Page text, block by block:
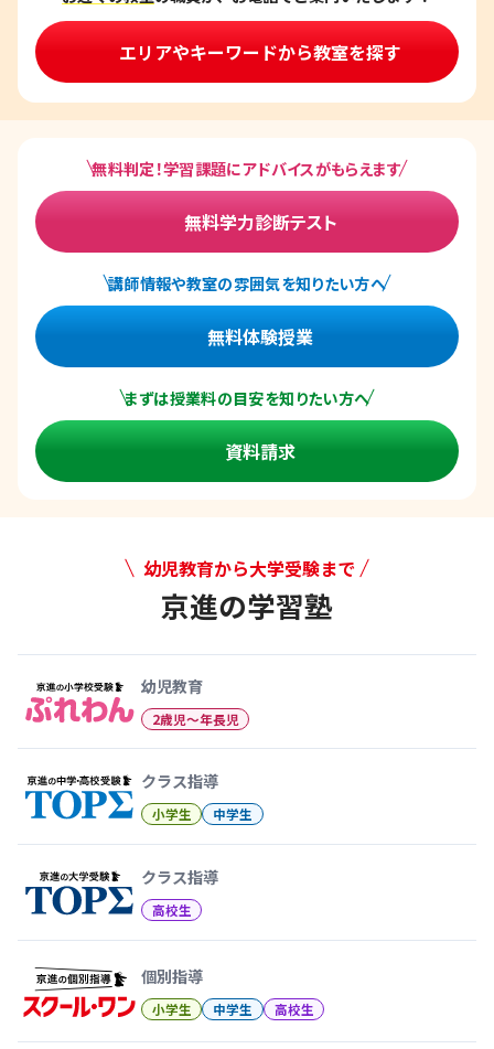
エリアやキーワードから教室を探す
無料判定！学習課題にアドバイスがもらえます
無料学力診断テスト
講師情報や教室の雰囲気を知りたい方へ
無料体験授業
まずは授業料の目安を知りたい方へ
資料請求
幼児教育から大学受験まで
京進の学習塾
幼児教育
2歳児〜年長児
クラス指導
小学生 中学生
クラス指導
高校生
個別指導
小学生 中学生 高校生